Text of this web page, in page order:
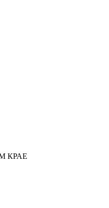
КРАЕ